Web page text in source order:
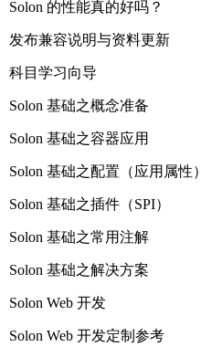
Solon 的性能真的好吗？
发布兼容说明与资料更新
科目学习向导
Solon 基础之概念准备
Solon 基础之容器应用
Solon 基础之配置（应用属性）
Solon 基础之插件（SPI）
Solon 基础之常用注解
Solon 基础之解决方案
Solon Web 开发
Solon Web 开发定制参考